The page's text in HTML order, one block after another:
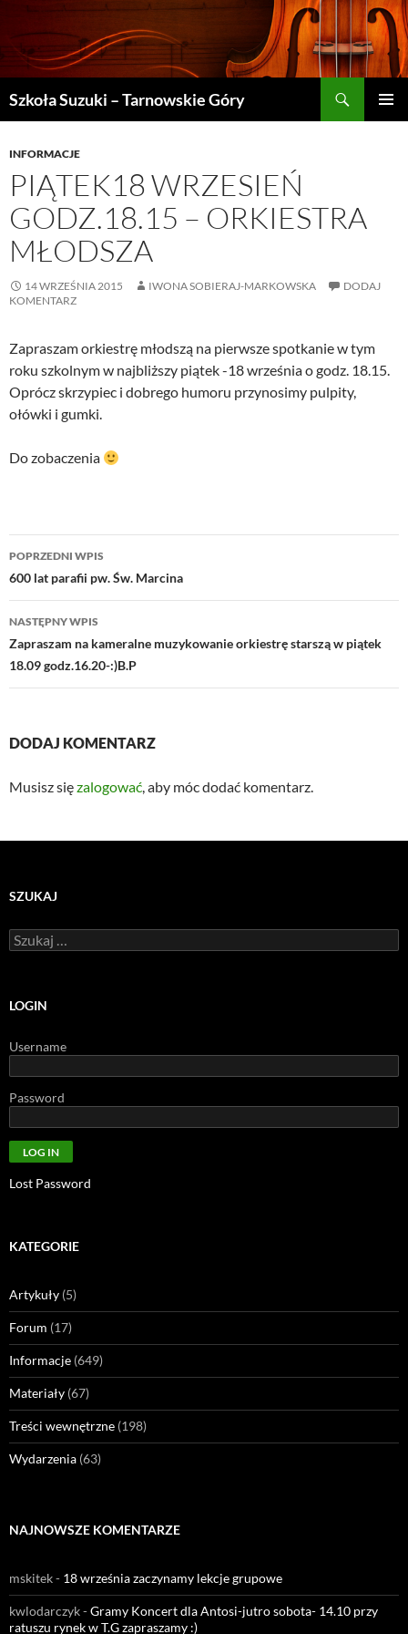
Szkoła Suzuki – Tarnowskie Góry
TREŚCI
INFORMACJE
PIĄTEK18 WRZESIEŃ
GODZ.18.15 – ORKIESTRA
MŁODSZA
14 WRZEŚNIA 2015 IWONA SOBIERAJ-MARKOWSKA
DODAJ
KOMENTARZ
Zapraszam orkiestrę młodszą na pierwsze spotkanie w tym
roku szkolnym w najbliższy piątek -18 września o godz. 18.15.
Oprócz skrzypiec i dobrego humoru przynosimy pulpity,
ołówki i gumki.
Do zobaczenia
Nawigacja
wpisu
POPRZEDNI WPIS
600 lat parafii pw. Św. Marcina
NASTĘPNY WPIS
Zapraszam na kameralne muzykowanie orkiestrę starszą w piątek
18.09 godz.16.20-:)B.P
DODAJ KOMENTARZ
Musisz sięzalogować, aby móc dodać komentarz.
SZUKAJ
Szukaj:
LOGIN
Username
Password
Lost Password
KATEGORIE
Artykuły (5)
Forum (17)
Informacje (649)
Materiały (67)
Treści wewnętrzne (198)
Wydarzenia (63)
NAJNOWSZE KOMENTARZE
mskitek- 18 września zaczynamy lekcje grupowe
kwlodarczyk-Gramy Koncert dla Antosi-jutro sobota- 14.10 przy
ratuszu rynek w T.G zapraszamy :)